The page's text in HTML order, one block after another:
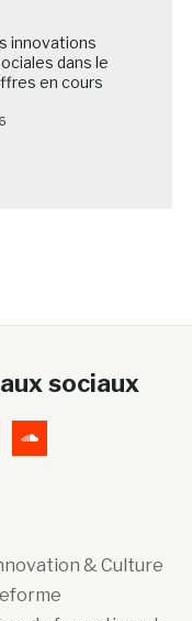
innovations
dans le
en cours
sociaux
& Culture